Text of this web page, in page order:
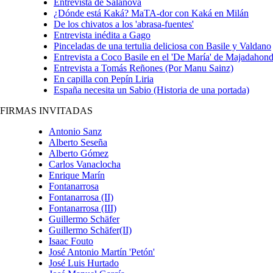
¿Dónde está Kaká? MaTA-dor con Kaká en Milán
De los chivatos a los 'abrasa-fuentes'
Entrevista inédita a Gago
Pinceladas de una tertulia deliciosa con Basile y Valdano
Entrevista a Coco Basile en el 'De María' de
Entrevista a Tomás Reñones (Por Manu Sainz)
En capilla con Pepín Liria
España necesita un Sabio (Historia de una portada)
FIRMAS INVITADAS
Antonio Sanz
Alberto Seseña
Alberto Gómez
Carlos Vanaclocha
Enrique Marí­n
Fontanarrosa
Fontanarrosa (II)
Fontanarrosa (III)
Guillermo Schäfer
Guillermo Schäfer(II)
Isaac Fouto
José Antonio Martín 'Petón'
José Luis Hurtado